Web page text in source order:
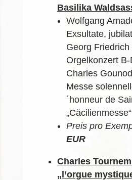
Basilika
Wolfgang
Exsultate,
Georg Friedrich
Orgelkonzert
Charles
Messe
´honneur de
„Cäcilienmesse“
Preis pro
EUR
Charles
„l’orgue